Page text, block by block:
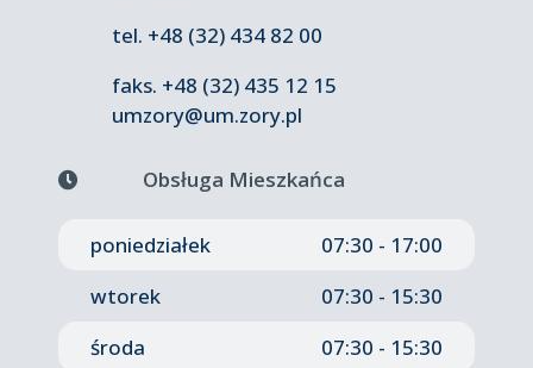
tel. +48 (32) 434 82 00
faks. +48 (32) 435 12 15
umzory@um.zory.pl
Obsługa Mieszkańca
poniedziałek
07:30 - 17:00
wtorek
07:30 - 15:30
środa
07:30 - 15:30